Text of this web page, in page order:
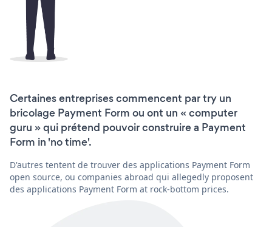
Certaines entreprises commencent par try un
bricolage Payment Form ou ont un « computer
guru » qui prétend pouvoir construire a Payment
Form in 'no time'.
D'autres tentent de trouver des applications Payment Form
open source, ou companies abroad qui allegedly proposent
des applications Payment Form at rock-bottom prices.